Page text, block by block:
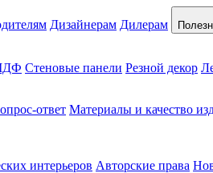
Дизайнерам Дилерам
Стеновые панели Резной декор
ответ Материалы и качество
интерьеров Авторские права